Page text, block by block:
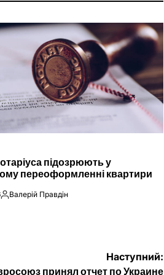
підозрюють у
переоформленні квартири
Опубліковано
Валерій Правдін
Наступний:
принял отчет по Украине